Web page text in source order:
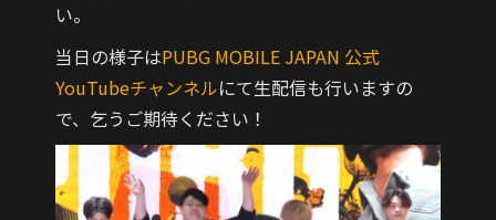
い。
当日の様子はPUBG MOBILE JAPAN 公式
YouTubeチャンネルにて生配信も行いますの
で、乞うご期待ください！